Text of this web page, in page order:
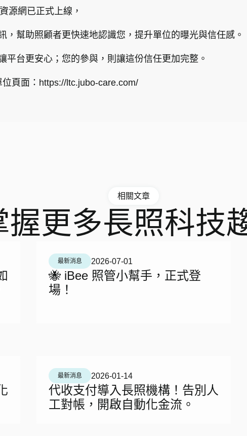
源網已正式上線，
，幫助照顧者更快速地認識您，提升單位的曝光與信任感。
平台更安心；您的參與，則讓這份信任更加完整。
頁面： https://ltc.jubo-care.com/
相關文章
握更多長照科技
最新消息 2026-07-01
🐝 iBee 照管小幫手，正式登
場！
最新消息 2026-01-14
代收支付導入長照機構！告別人
工對帳，開啟自動化金流。